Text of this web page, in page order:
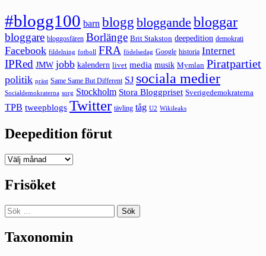
#blogg100 barn blogg bloggande bloggar
bloggare bloggosfären Borlänge Brit Stakston deepedition demokrati
Facebook fildelning fotboll FRA födelsedag Google historia Internet
IPRed JMW jobb kalendern livet media musik Mymlan Piratpartiet
politik präst Same Same But Different SJ sociala medier
Socialdemokraterna sorg Stockholm Stora Bloggpriset Sverigedemokraterna
TPB tweepblogs Twitter tävling tåg U2 Wikileaks
Deepedition förut
Deepedition
Frisöket
Sök
efter:
Taxonomin